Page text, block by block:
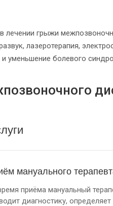
лечении грыжи
лазеротерапия,
уменьшение болевого
мануального
приёма мануальный
диагностику, определяет